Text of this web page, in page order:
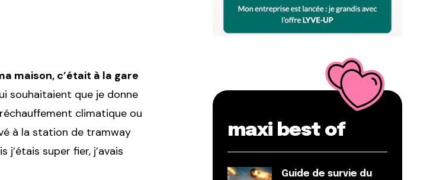
maison, c’était à la gare
souhaitaient que je donne
climatique ou
à la station de tramway
super fier, j’avais
maxi best of
Guide de survie du